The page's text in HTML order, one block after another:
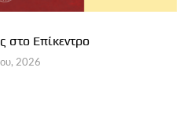
στο Επίκεντρο
2026